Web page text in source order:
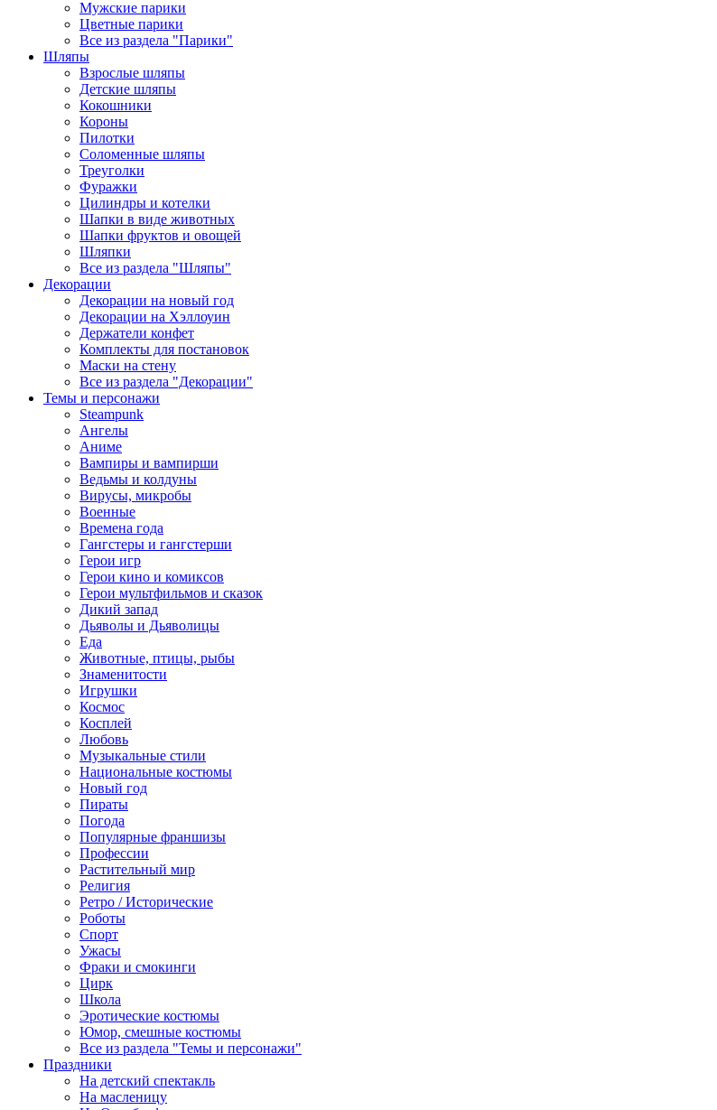
Мужские парики
Цветные парики
Все из раздела "Парики"
Шляпы
Взрослые шляпы
Детские шляпы
Кокошники
Короны
Пилотки
Соломенные шляпы
Треуголки
Фуражки
Цилиндры и котелки
Шапки в виде животных
Шапки фруктов и овощей
Шляпки
Все из раздела "Шляпы"
Декорации
Декорации на новый год
Декорации на Хэллоуин
Держатели конфет
Комплекты для постановок
Маски на стену
Все из раздела "Декорации"
Темы и персонажи
Steampunk
Ангелы
Аниме
Вампиры и вампирши
Ведьмы и колдуны
Вирусы, микробы
Военные
Времена года
Гангстеры и гангстерши
Герои игр
Герои кино и комиксов
Герои мультфильмов и сказок
Дикий запад
Дьяволы и Дьяволицы
Еда
Животные, птицы, рыбы
Знаменитости
Игрушки
Космос
Косплей
Любовь
Музыкальные стили
Национальные костюмы
Новый год
Пираты
Погода
Популярные франшизы
Профессии
Растительный мир
Религия
Ретро / Исторические
Роботы
Спорт
Ужасы
Фраки и смокинги
Цирк
Школа
Эротические костюмы
Юмор, смешные костюмы
Все из раздела "Темы и персонажи"
Праздники
На детский спектакль
На масленицу